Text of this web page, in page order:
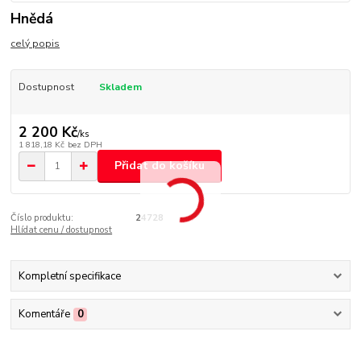
Hnědá
celý popis
Dostupnost Skladem
2 200 Kč/ks
1 818,18 Kč bez DPH
Přidat do košíku
Číslo produktu:
24728
Hlídat cenu / dostupnost
Kompletní specifikace
Komentáře 0